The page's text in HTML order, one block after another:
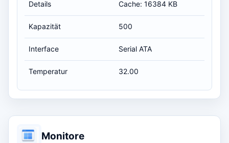
Details Cache: 16384 KB
Kapazität 500
Interface Serial ATA
Temperatur 32.00
Monitore